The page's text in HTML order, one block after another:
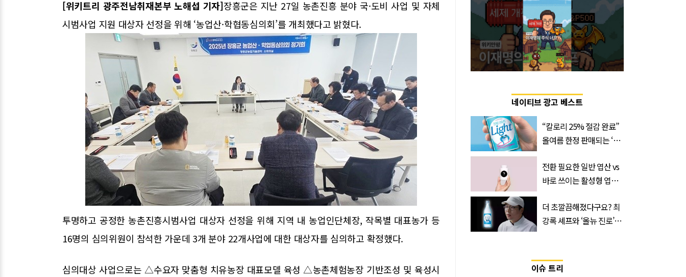
[위키트리 광주전남취재본부 노해섭 기자]장흥군은 지난 27일 농촌진흥 분야 국·도비 사업 및 자체
시범사업 지원 대상자 선정을 위해 ‘농업산·학협동심의회’를 개최했다고 밝혔다.
투명하고 공정한 농촌진흥시범사업 대상자 선정을 위해 지역 내 농업인단체장, 작목별 대표농가 등
16명의 심의위원이 참석한 가운데 3개 분야 22개사업에 대한 대상자를 심의하고 확정했다.
심의대상 사업으로는 △수요자 맞춤형 치유농장 대표모델 육성 △농촌체험농장 기반조성 및 육성시
네이티브 광고 베스트
“칼로리 25% 절감 완료”
올여름 한정 판매되는 ‘최
전환 필요한 일반 엽산 vs
바로 쓰이는 활성형 엽
‘Quatrefolic®’ 주목
더 초깔끔해졌다구요? 최
강록 셰프와 ‘올뉴 진로’의
이슈 트리